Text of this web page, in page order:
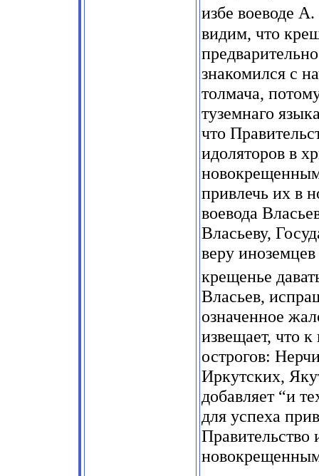
избе воеводе
видим, что
знакомился с
толмача,
туземнаго
что
идоляторов в
привлечь их в
воевода
Власьеву,
веру
крещенье
Власьев,
означенное
извещает, что
острогов:
Иркутских,
добавляет “и
для успеха
Правительство